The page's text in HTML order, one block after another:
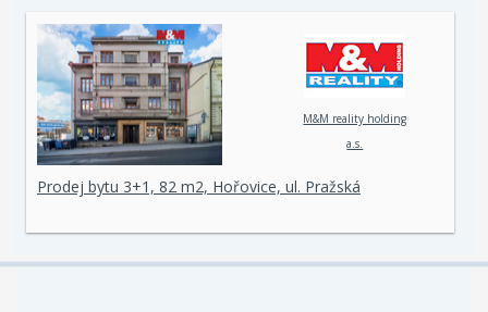
M&M reality holding
a.s.
Prodej bytu 3+1, 82 m2, Hořovice, ul. Pražská